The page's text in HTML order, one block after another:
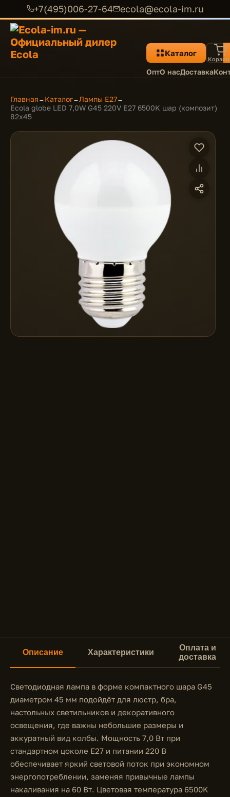
+7(495)006-27-64 ecola@ecola-im.ru
Каталог
ОптО насДоставка
Главная → Каталог→Лампы E27→
Ecola globe LED 7,0W G45 220V E27 6500K шар (композит)
82x45
Описание Характеристики
Оплата и
доставка
Светодиодная лампа в форме компактного шара G45
диаметром 45 мм подойдёт для люстр, бра,
настольных светильников и декоративного
освещения, где важны небольшие размеры и
аккуратный вид колбы. Мощность 7,0 Вт при
стандартном цоколе E27 и питании 220 В
обеспечивает яркий световой поток при экономном
энергопотреблении, заменяя привычные лампы
накаливания на 60 Вт. Цветовая температура 6500K